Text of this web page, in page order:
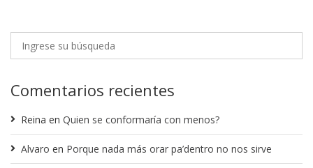
Comentarios recientes
Reina en Quien se conformaría con menos?
Alvaro en Porque nada más orar pa’dentro no nos sirve